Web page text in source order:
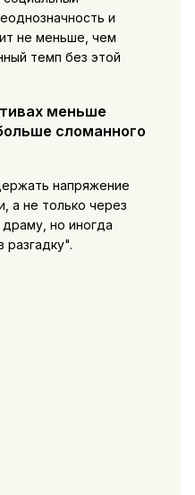
и
не меньше, чем
темп без этой
меньше
сломанного
напряжение
а не только через
но иногда